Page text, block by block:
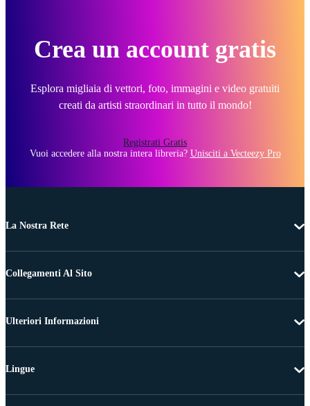
Crea un account gratis
Esplora migliaia di vettori, foto, immagini e video gratuiti
creati da artisti straordinari in tutto il mondo!
Registrati Gratis
Vuoi accedere alla nostra intera libreria? Unisciti a Vecteezy Pro
La Nostra Rete
Collegamenti Al Sito
Ulteriori Informazioni
Lingue